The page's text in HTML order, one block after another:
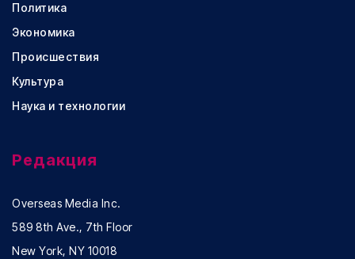
Политика
Экономика
Происшествия
Культура
Наука и технологии
Редакция
Overseas Media Inc.
589 8th Ave., 7th Floor
New York, NY 10018